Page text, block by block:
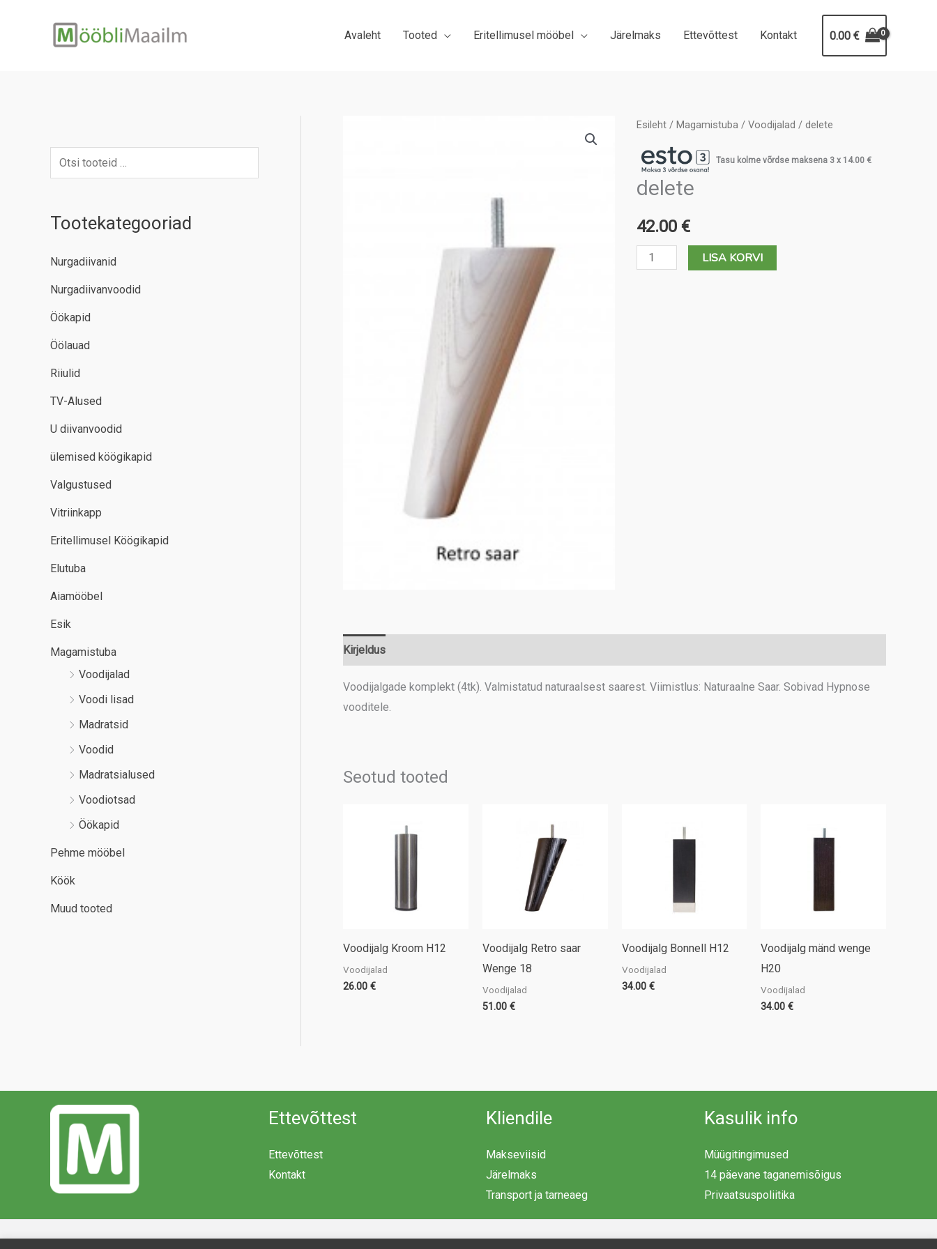
Avaleht Tooted Eritellimusel mööbel Järelmaks Ettevõttest Kontakt 0.00 €
Tootekategooriad
Nurgadiivanid
Nurgadiivanvoodid
Öökapid
Öölauad
Riiulid
TV-Alused
U diivanvoodid
ülemised köögikapid
Valgustused
Vitriinkapp
Eritellimusel Köögikapid
Elutuba
Aiamööbel
Esik
Magamistuba
Voodijalad
Voodi lisad
Madratsid
Voodid
Madratsialused
Voodiotsad
Öökapid
Pehme mööbel
Köök
Muud tooted
Esileht/ Magamistuba/ Voodijalad / delete
Tasu kolme võrdse maksena 3 x 14.00 €
delete
42.00 €
delete
LISA KORVI
Kirjeldus
Voodijalgade komplekt (4tk). Valmistatud naturaalsest saarest. Viimistlus: Naturaalne Saar. Sobivad Hypnose
vooditele.
Seotud tooted
Voodijalg Kroom H12
Voodijalad
26.00 €
Voodijalg Retro saar
Wenge 18
Voodijalad
51.00 €
Voodijalg Bonnell H12
Voodijalad
34.00 €
Voodijalg mänd wenge
H20
Voodijalad
34.00€
Ettevõttest
Ettevõttest
Kontakt
Kliendile
Makseviisid
Järelmaks
Transport ja tarneaeg
Kasulik info
Müügitingimused
14 päevane taganemisõigus
Privaatsuspoliitika